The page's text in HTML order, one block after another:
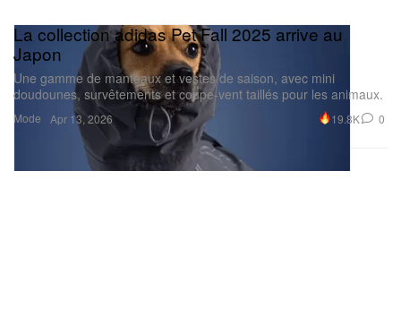
Mode
La collection adidas Pet Fall 2025 arrive au
Japon
Une gamme de manteaux et vestes de saison, avec mini
doudounes, survêtements et coupe-vent taillés pour les animaux.
Apr 13, 2026 19.8K 0